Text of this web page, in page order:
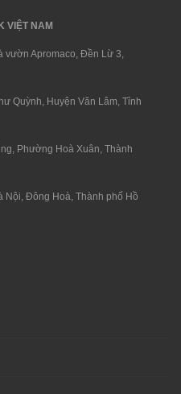
VIỆT NAM
vườn Apromaco, Đền Lừ 3,
Quỳnh, Huyện Văn Lâm, Tỉnh
Phường Hoà Xuân, Thành
Nội, Đông Hoà, Thành phố Hồ